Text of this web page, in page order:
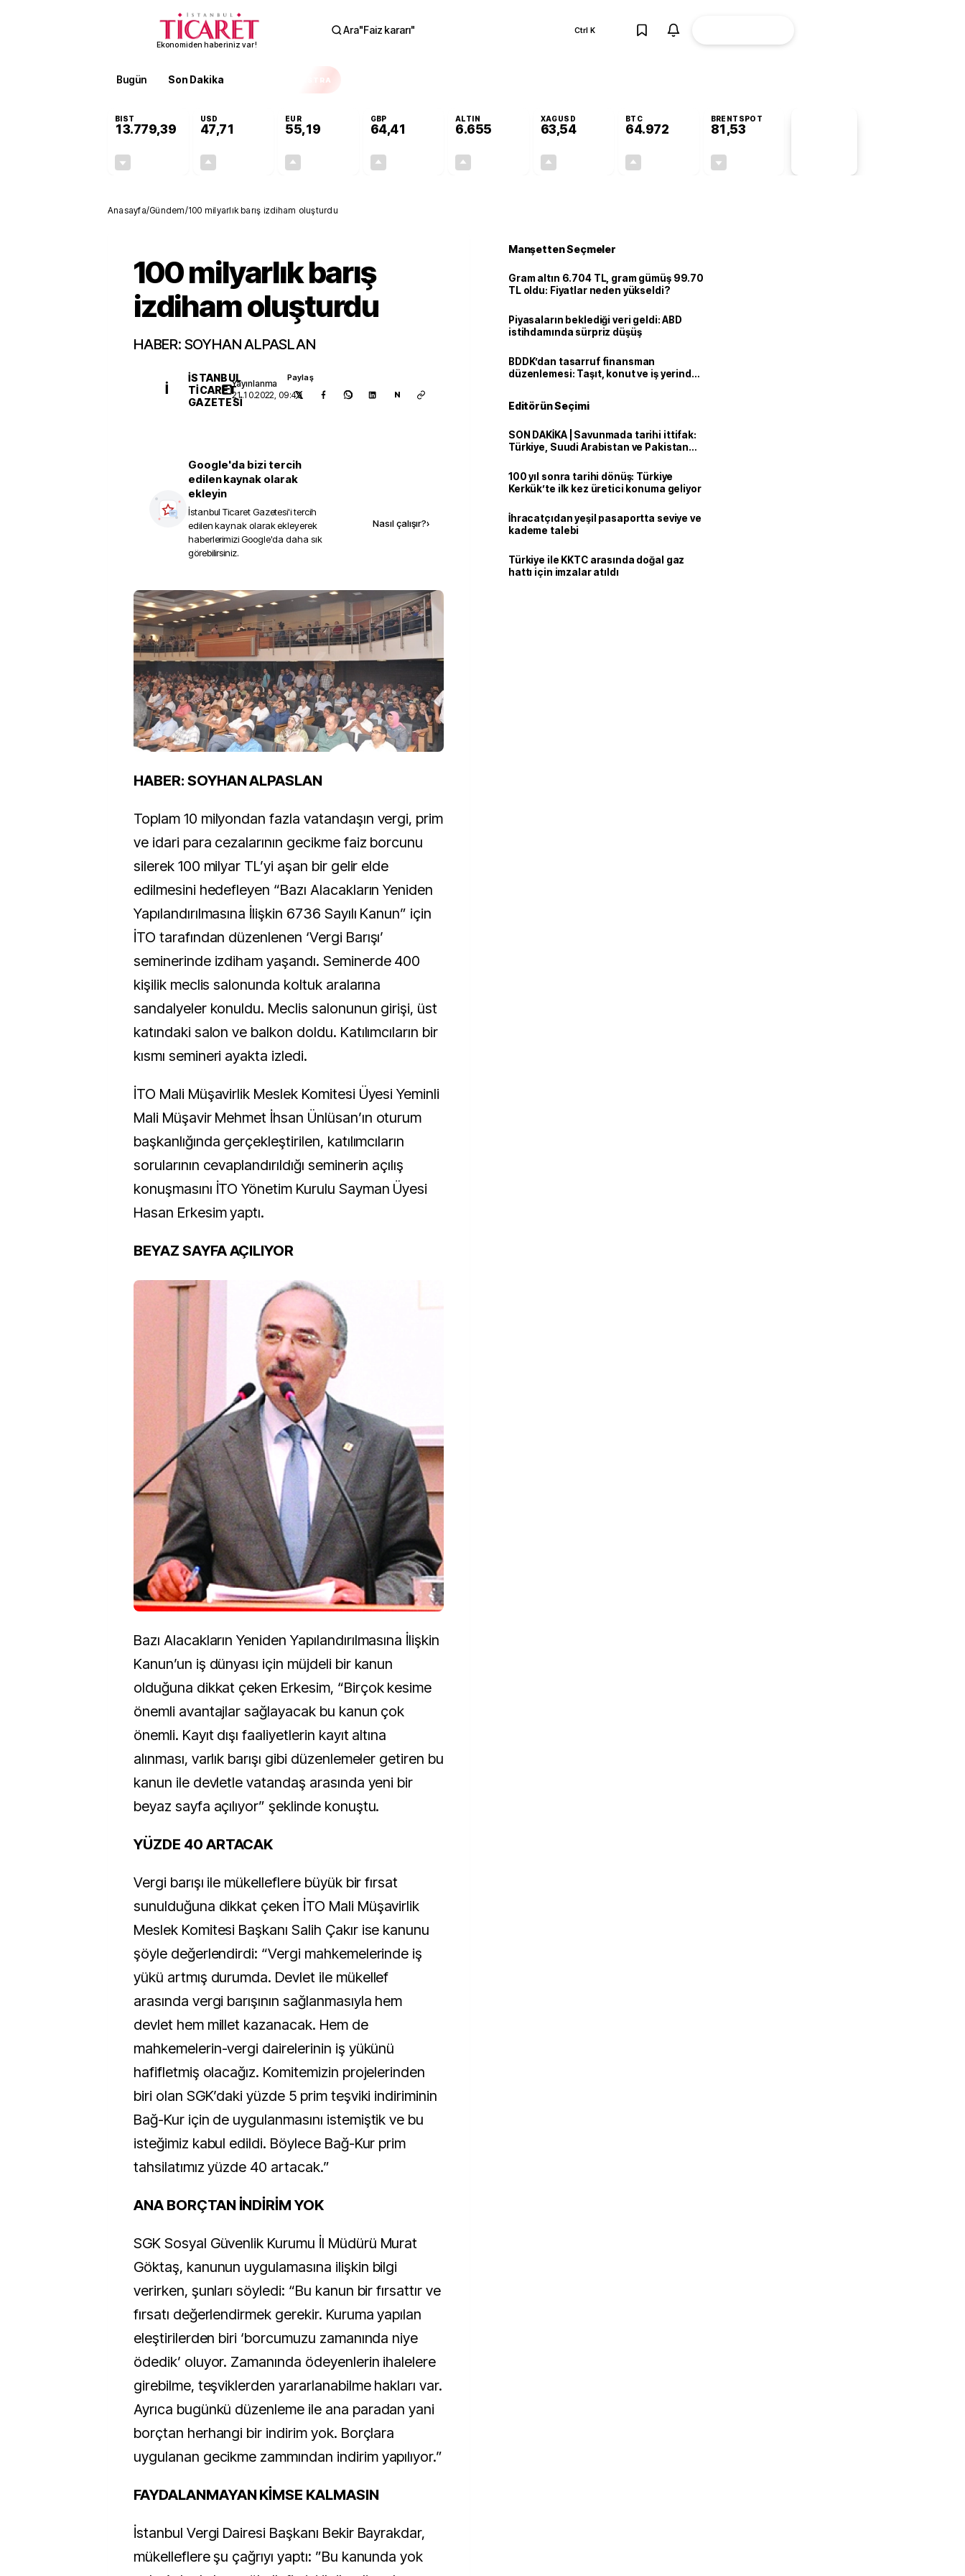
Ekonomiden haberiniz var!
Ara"Faiz kararı" Ctrl K
Bugün Son Dakika EKSTRA
BIST
13.779,39
USD
47,71
EUR
55,19
GBP
64,41
ALTIN
6.655
XAGUSD
63,54
BTC
64.972
BRENTSPOT
81,53
Anasayfa/Gündem/100 milyarlık barış izdiham oluşturdu
100 milyarlık barış
izdiham oluşturdu
HABER: SOYHAN ALPASLAN
İ
İSTANBUL
TICARET
GAZETESI
Yayınlanma
21.10.2022, 09:49
Paylaş
N
Google'da bizi tercih
edilen kaynak olarak
ekleyin
İstanbul Ticaret Gazetesi'i tercih
edilen kaynak olarak ekleyerek
haberlerimizi Google'da daha sık
görebilirsiniz.
Nasıl çalışır?›
HABER: SOYHAN ALPASLAN
Toplam 10 milyondan fazla vatandaşın vergi, prim
ve idari para cezalarının gecikme faiz borcunu
silerek 100 milyar TL’yi aşan bir gelir elde
edilmesini hedefleyen “Bazı Alacakların Yeniden
Yapılandırılmasına İlişkin 6736 Sayılı Kanun” için
İTO tarafından düzenlenen ‘Vergi Barışı’
seminerinde izdiham yaşandı. Seminerde 400
kişilik meclis salonunda koltuk aralarına
sandalyeler konuldu. Meclis salonunun girişi, üst
katındaki salon ve balkon doldu. Katılımcıların bir
kısmı semineri ayakta izledi.
İTO Mali Müşavirlik Meslek Komitesi Üyesi Yeminli
Mali Müşavir Mehmet İhsan Ünlüsan’ın oturum
başkanlığında gerçekleştirilen, katılımcıların
sorularının cevaplandırıldığı seminerin açılış
konuşmasını İTO Yönetim Kurulu Sayman Üyesi
Hasan Erkesim yaptı.
BEYAZ SAYFA AÇILIYOR
Bazı Alacakların Yeniden Yapılandırılmasına İlişkin
Kanun’un iş dünyası için müjdeli bir kanun
olduğuna dikkat çeken Erkesim, “Birçok kesime
önemli avantajlar sağlayacak bu kanun çok
önemli. Kayıt dışı faaliyetlerin kayıt altına
alınması, varlık barışı gibi düzenlemeler getiren bu
kanun ile devletle vatandaş arasında yeni bir
beyaz sayfa açılıyor” şeklinde konuştu.
YÜZDE 40 ARTACAK
Vergi barışı ile mükelleflere büyük bir fırsat
sunulduğuna dikkat çeken İTO Mali Müşavirlik
Meslek Komitesi Başkanı Salih Çakır ise kanunu
şöyle değerlendirdi: “Vergi mahkemelerinde iş
yükü artmış durumda. Devlet ile mükellef
arasında vergi barışının sağlanmasıyla hem
devlet hem millet kazanacak. Hem de
mahkemelerin-vergi dairelerinin iş yükünü
hafifletmiş olacağız. Komitemizin projelerinden
biri olan SGK’daki yüzde 5 prim teşviki indiriminin
Bağ-Kur için de uygulanmasını istemiştik ve bu
isteğimiz kabul edildi. Böylece Bağ-Kur prim
tahsilatımız yüzde 40 artacak.”
ANA BORÇTAN İNDİRİM YOK
SGK Sosyal Güvenlik Kurumu İl Müdürü Murat
Göktaş, kanunun uygulamasına ilişkin bilgi
verirken, şunları söyledi: “Bu kanun bir fırsattır ve
fırsatı değerlendirmek gerekir. Kuruma yapılan
eleştirilerden biri ‘borcumuzu zamanında niye
ödedik’ oluyor. Zamanında ödeyenlerin ihalelere
girebilme, teşviklerden yararlanabilme hakları var.
Ayrıca bugünkü düzenleme ile ana paradan yani
borçtan herhangi bir indirim yok. Borçlara
uygulanan gecikme zammından indirim yapılıyor.”
FAYDALANMAYAN KİMSE KALMASIN
İstanbul Vergi Dairesi Başkanı Bekir Bayrakdar,
mükelleflere şu çağrıyı yaptı: ”Bu kanunda yok
Manşetten Seçmeler
Gram altın 6.704 TL, gram gümüş 99.70
TL oldu: Fiyatlar neden yükseldi?
Piyasaların beklediği veri geldi: ABD
istihdamında sürpriz düşüş
BDDK’dan tasarruf finansman
düzenlemesi: Taşıt, konut ve iş yerinde
Editörün Seçimi
SON DAKİKA | Savunmada tarihi ittifak:
Türkiye, Suudi Arabistan ve Pakistan
100 yıl sonra tarihi dönüş: Türkiye
Kerkük’te ilk kez üretici konuma geliyor
İhracatçıdan yeşil pasaportta seviye ve
kademe talebi
Türkiye ile KKTC arasında doğal gaz
hattı için imzalar atıldı